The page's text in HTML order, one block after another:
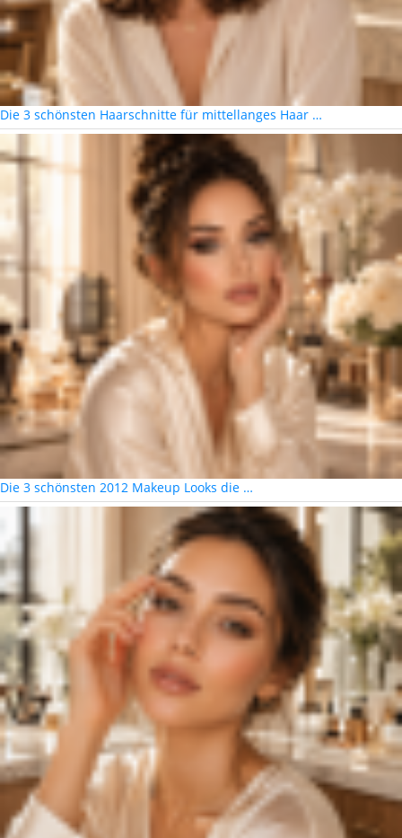
Die 3 schönsten Haarschnitte für mittellanges Haar …
Die 3 schönsten 2012 Makeup Looks die …